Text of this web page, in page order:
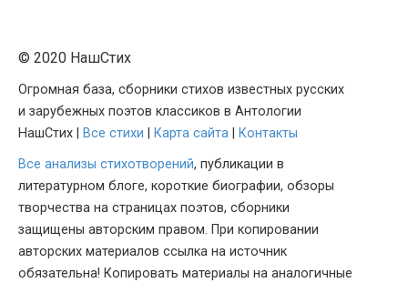
© 2020 НашСтих
Огромная база, сборники стихов известных русских
и зарубежных поэтов классиков в Антологии
НашСтих |
Все стихи Карта сайта
Контакты
Все анализы стихотворений, публикации в
литературном блоге, короткие биографии, обзоры
творчества на страницах поэтов, сборники
защищены авторским правом. При копировании
авторских материалов ссылка на источник
обязательна! Копировать материалы на аналогичные